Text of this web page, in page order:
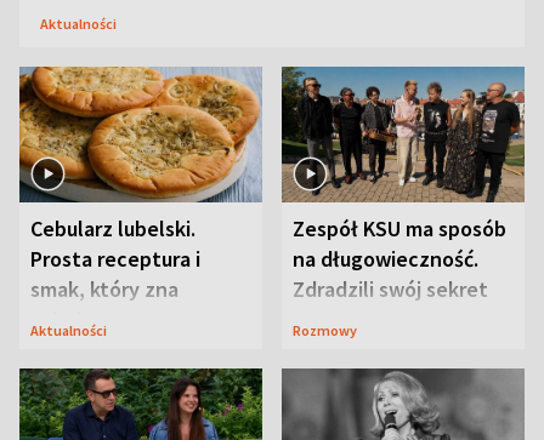
Aktualności
Cebularz lubelski.
Prosta receptura i
smak, który zna
Lubelszczyzna
Aktualności
Zespół KSU ma sposób
na długowieczność.
Zdradzili swój sekret
Rozmowy